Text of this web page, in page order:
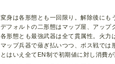
変身は各形態とも一回限り。解除後に
デフォルトの二形態はマップ屋、アッ
各形態とも最強武器は全て貫属性。火力
マップ兵器で薙ぎ払いつつ、ボス戦では
とはいえ全てEN制で初期値に対し消費